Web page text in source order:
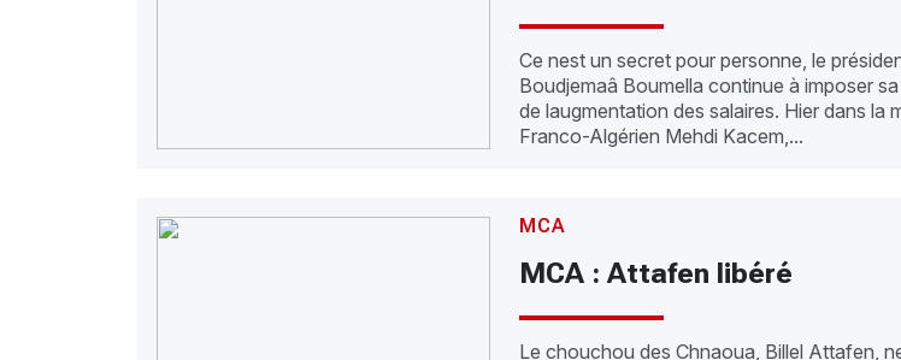
Ce nest un secret pour personne, le
Boudjemaâ Boumella continue à imposer
de laugmentation des salaires. Hier dans la
Franco-Algérien Mehdi Kacem,...
MCA
MCA : Attafen libéré
Le chouchou des Chnaoua, Billel Attafen,